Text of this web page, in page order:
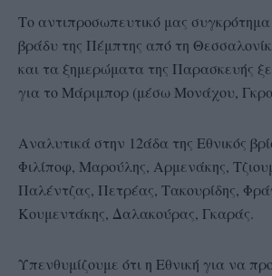
Το αντιπροσωπευτικό μας
βράδυ της Πέμπτης από τη
και τα ξημερώματα της Παρασκευής
για το Μάριμπορ (μέσω Μονάχου,
Αναλυτικά στην 12άδα της Εθνικός
Φιλίποφ, Μαρούλης, Αρμενάκης,
Παλέντζας, Πετρέας, Τακουρίδης,
Κουμεντάκης, Δαλακούρας, Γκαράς.
Υπενθυμίζουμε ότι η Εθνική για να